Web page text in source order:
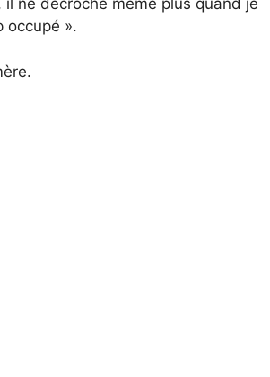
ne décroche même plus quand je
occupé ».